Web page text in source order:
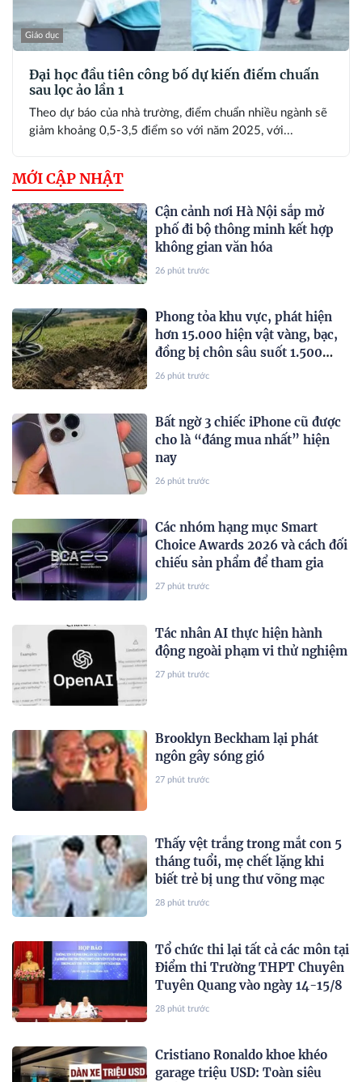
Giáo dục
Đại học đầu tiên công bố dự kiến điểm chuẩn
sau lọc ảo lần 1
Theo dự báo của nhà trường, điểm chuẩn nhiều ngành sẽ
giảm khoảng 0,5-3,5 điểm so với năm 2025, với...
MỚI CẬP NHẬT
Cận cảnh nơi Hà Nội sắp mở
phố đi bộ thông minh kết hợp
không gian văn hóa
26 phút trước
Phong tỏa khu vực, phát hiện
hơn 15.000 hiện vật vàng, bạc,
đồng bị chôn sâu suốt 1.500
năm - giá trị tương đương 63 tỷ
26 phút trước
Bất ngờ 3 chiếc iPhone cũ được
cho là “đáng mua nhất” hiện
nay
26 phút trước
Các nhóm hạng mục Smart
Choice Awards 2026 và cách đối
chiếu sản phẩm để tham gia
27 phút trước
Tác nhân AI thực hiện hành
động ngoài phạm vi thử nghiệm
27 phút trước
Brooklyn Beckham lại phát
ngôn gây sóng gió
27 phút trước
Thấy vệt trắng trong mắt con 5
tháng tuổi, mẹ chết lặng khi
biết trẻ bị ung thư võng mạc
28 phút trước
Tổ chức thi lại tất cả các môn tại
Điểm thi Trường THPT Chuyên
Tuyên Quang vào ngày 14-15/8
28 phút trước
Cristiano Ronaldo khoe khéo
garage triệu USD: Toàn siêu